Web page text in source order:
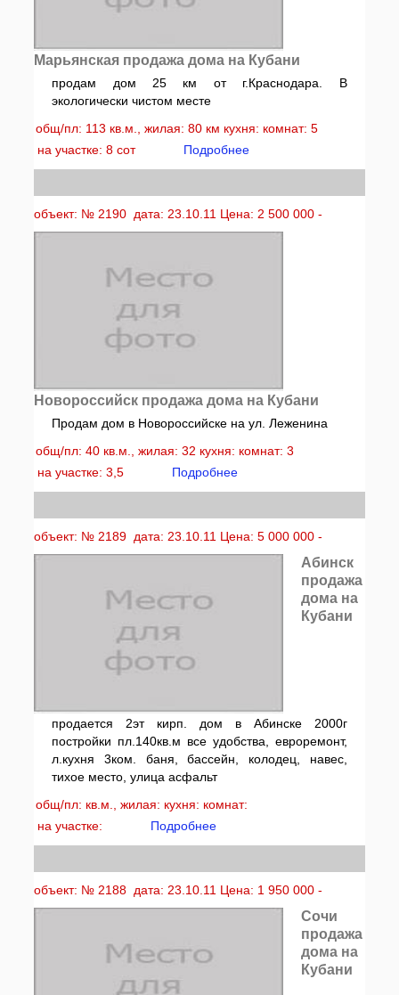
Марьянская продажа дома на Кубани
продам дом 25 км от г.Краснодара. В
экологически чистом месте
общ/пл: 113 кв.м., жилая: 80 км кухня: комнат: 5
на участке: 8 сот
Подробнее
объект: № 2190 дата: 23.10.11 Цена: 2 500 000 -
Новороссийск продажа дома на Кубани
Продам дом в Новороссийске на ул. Леженина
общ/пл: 40 кв.м., жилая: 32 кухня: комнат: 3
на участке: 3,5
Подробнее
объект: № 2189 дата: 23.10.11 Цена: 5 000 000 -
Абинск
продажа
дома на
Кубани
продается 2эт кирп. дом в Абинске 2000г
постройки пл.140кв.м все удобства, евроремонт,
л.кухня 3ком. баня, бассейн, колодец, навес,
тихое место, улица асфальт
общ/пл: кв.м., жилая: кухня: комнат:
на участке:
Подробнее
объект: № 2188 дата: 23.10.11 Цена: 1 950 000 -
Сочи
продажа
дома на
Кубани